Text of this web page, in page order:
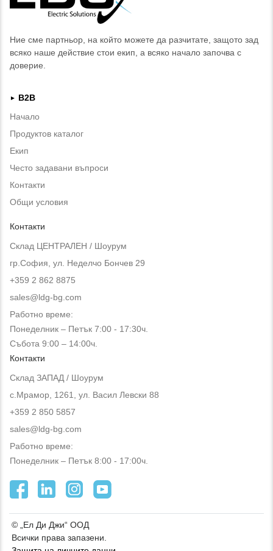
Ние сме партньор, на който можете да разчитате, защото зад
всяко наше действие стои екип, а всяко начало започва с
доверие.
►
B2B
Начало
Продуктов каталог
Екип
Често задавани въпроси
Контакти
Общи условия
Контакти
Склад ЦЕНТРАЛЕН / Шоурум
гр.София, ул. Неделчо Бончев 29
+359 2 862 8875
sales@ldg-bg.com
Работно време:
Понеделник – Петък 7:00 - 17:30ч.
Събота 9:00 – 14:00ч.
Контакти
Склад ЗАПАД / Шоурум
с.Мрамор, 1261, ул. Васил Левски 88
+359 2 850 5857
sales@ldg-bg.com
Работно време:
Понеделник – Петък 8:00 - 17:00ч.
© „Ел Ди Джи“ ООД
Всички права запазени.